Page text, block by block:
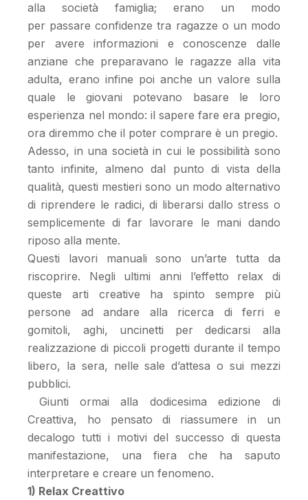
alla società famiglia; erano un modo
per passare confidenze tra ragazze o un modo
per avere informazioni e conoscenze dalle
anziane che preparavano le ragazze alla vita
adulta, erano infine poi anche un valore sulla
quale le giovani potevano basare le loro
esperienza nel mondo: il sapere fare era pregio,
ora diremmo che il poter comprare è un pregio.
Adesso, in una società in cui le possibilità sono
tanto infinite, almeno dal punto di vista della
qualità, questi mestieri sono un modo alternativo
di riprendere le radici, di liberarsi dallo stress o
semplicemente di far lavorare le mani dando
riposo alla mente.
Questi lavori manuali sono un’arte tutta da
riscoprire. Negli ultimi anni l’effetto relax di
queste arti creative ha spinto sempre più
persone ad andare alla ricerca di ferri e
gomitoli, aghi, uncinetti per dedicarsi alla
realizzazione di piccoli progetti durante il tempo
libero, la sera, nelle sale d’attesa o sui mezzi
pubblici.
Giunti ormai alla dodicesima edizione di
Creattiva, ho pensato di riassumere in un
decalogo tutti i motivi del successo di questa
manifestazione, una fiera che ha saputo
interpretare e creare un fenomeno.
1) Relax Creattivo